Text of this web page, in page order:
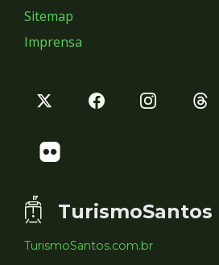
Sitemap
Imprensa
TurismoSantos
TurismoSantos.com.br